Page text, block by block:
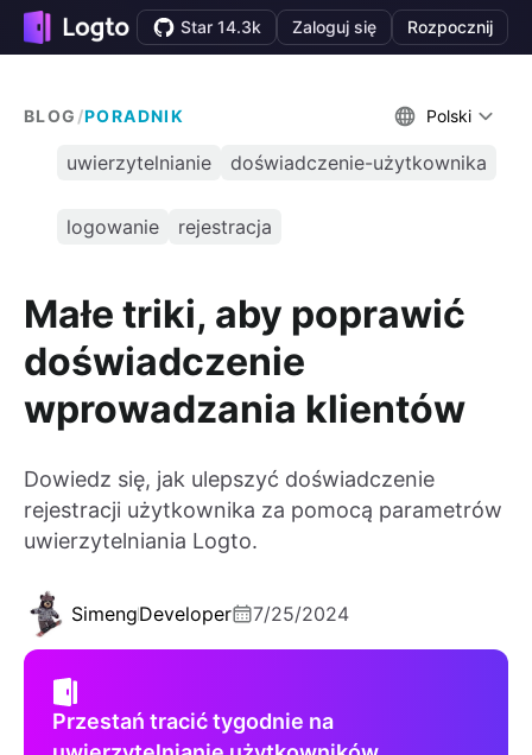
Star 14.3k Zaloguj się Rozpocznij
BLOG /PORADNIK Polski
uwierzytelnianie doświadczenie-użytkownika
logowanie rejestracja
Małe triki, aby poprawić
doświadczenie
wprowadzania klientów
Dowiedz się, jak ulepszyć doświadczenie
rejestracji użytkownika za pomocą parametrów
uwierzytelniania Logto.
SimengDeveloper 7/25/2024
Przestań tracić tygodnie na